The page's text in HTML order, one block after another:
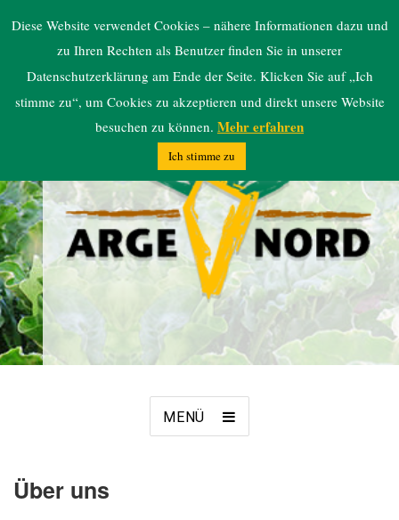
ARGE NORD
MENÜ
Über uns
Diese Website verwendet Cookies – nähere Informationen dazu und
zu Ihren Rechten als Benutzer finden Sie in unserer
Datenschutzerklärung am Ende der Seite. Klicken Sie auf „Ich
stimme zu“, um Cookies zu akzeptieren und direkt unsere Website
besuchen zu können. Mehr erfahren
Ich stimme zu